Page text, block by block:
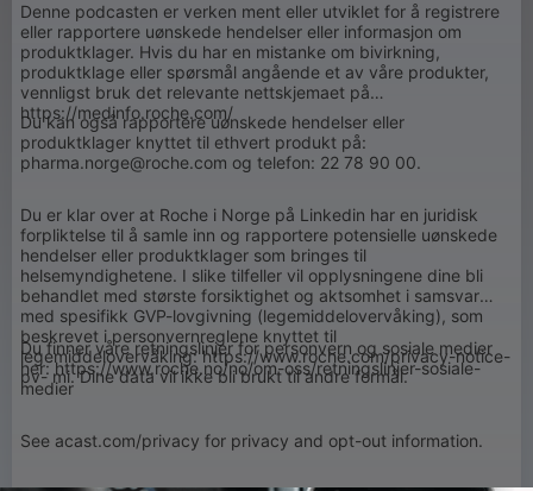
Denne podcasten er verken ment eller utviklet for å registrere
eller rapportere uønskede hendelser eller informasjon om
produktklager. Hvis du har en mistanke om bivirkning,
produktklage eller spørsmål angående et av våre produkter,
vennligst bruk det relevante nettskjemaet på
https://medinfo.roche.com/
Du kan også rapportere uønskede hendelser eller
produktklager knyttet til ethvert produkt på:
pharma.norge@roche.com og telefon: 22 78 90 00.
Du er klar over at Roche i Norge på Linkedin har en juridisk
forpliktelse til å samle inn og rapportere potensielle uønskede
hendelser eller produktklager som bringes til
helsemyndighetene. I slike tilfeller vil opplysningene dine bli
behandlet med største forsiktighet og aktsomhet i samsvar
med spesifikk GVP-lovgivning (legemiddelovervåking), som
beskrevet i personvernreglene knyttet til
legemiddelovervåking: https://www.roche.com/privacy-notice-
pv- mi. Dine data vil ikke bli brukt til andre formål.
Du finner våre retningslinjer for personvern og sosiale medier
her: https://www.roche.no/no/om-oss/retningslinjer-sosiale-
medier
See acast.com/privacy for privacy and opt-out information.